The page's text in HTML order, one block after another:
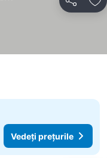
Distribuiți
Vedeți prețurile